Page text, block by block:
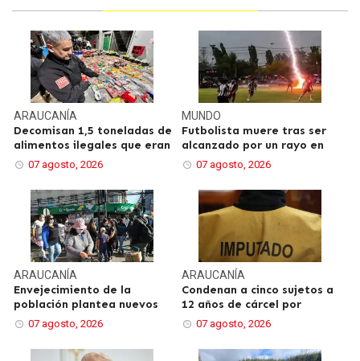
ARAUCANÍA
Decomisan 1,5 toneladas de
alimentos ilegales que eran
07 agosto, 2026
MUNDO
Futbolista muere tras ser
alcanzado por un rayo en
07 agosto, 2026
ARAUCANÍA
Envejecimiento de la
población plantea nuevos
07 agosto, 2026
ARAUCANÍA
Condenan a cinco sujetos a
12 años de cárcel por
07 agosto, 2026